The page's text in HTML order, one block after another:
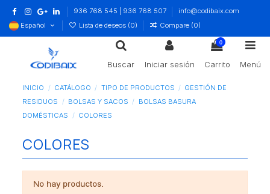
936 768 545 | 936 768 507
info@codibaix.com
Español
Lista de deseos (0) Compare (0)
Buscar Iniciar sesión
0
Carrito Menú
INICIO CATÁLOGO TIPO DE PRODUCTOS
GESTIÓN DE
RESIDUOS
BOLSAS Y SACOS
BOLSAS BASURA
DOMÉSTICAS
COLORES
COLORES
No hay productos.